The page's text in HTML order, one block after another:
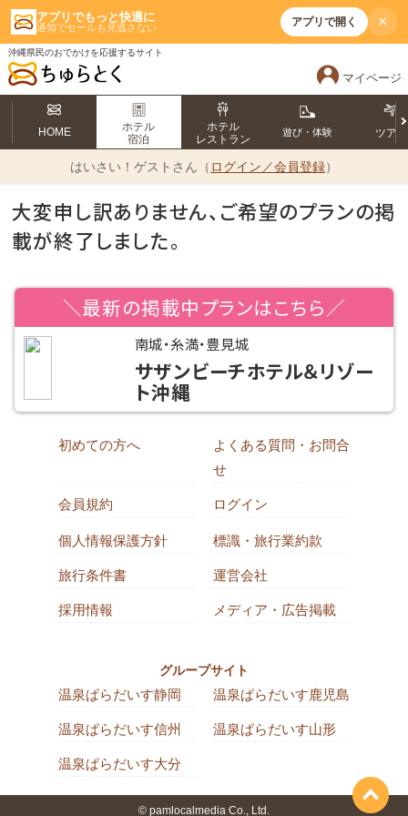
アプリでもっと快適に
通知でセールも見逃さない アプリで開く ×
沖縄県民のおでかけを応援するサイト
マイページ
HOME
ホテル
宿泊
ホテル
レストラン
遊び・体験 ツアー
はいさい！ ゲストさん（ ログイン／会員登録）
大変申し訳ありません、ご希望のプランの掲
載が終了しました。
＼最新の掲載中プランはこちら／
南城・糸満・豊見城
サザンビーチホテル＆リゾー
ト沖縄
初めての方へ
よくある質問・お問合
せ
会員規約 ログイン
個人情報保護方針 標識・旅行業約款
旅行条件書 運営会社
採用情報 メディア・広告掲載
グループサイト
温泉ぱらだいす静岡 温泉ぱらだいす鹿児島
温泉ぱらだいす信州 温泉ぱらだいす山形
温泉ぱらだいす大分
© pamlocalmedia Co., Ltd.